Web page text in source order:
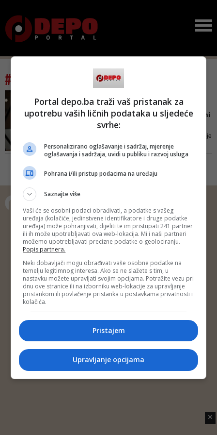
#tag: oslobođeno
SVOJU IZJAVU
Neću se izviniti SDA! Njeni
– Izvinjavam se i javno svima koje
je moja izjava na bilo koji način
povrijedila, posebno mojim
odboru SDA-u neću! Oni i njihovi
Sarajevo je oslo...
Copyright © 2014 Depo Portal
Impressum
Kontakt Marketing
Privatnost korisnika
O nama
✕
Portal depo.ba traži vaš pristanak za
upotrebu vaših ličnih podataka u sljedeće
svrhe:
Personalizirano oglašavanje i sadržaj, mjerenje
oglašavanja i sadržaja, uvidi u publiku i razvoj usluga
Pohrana i/ili pristup podacima na uređaju
Saznajte više
Vaši će se osobni podaci obrađivati, a podatke s vašeg
uređaja (kolačiće, jedinstvene identifikatore i druge podatke
uređaja) može pohranjivati, dijeliti te im pristupati 241 partner
ili ih može upotrebljavati ova web-lokacija. Mi i naši partneri
možemo upotrebljavati precizne podatke o geolociranju.
Popis partnera.
Neki dobavljači mogu obrađivati vaše osobne podatke na
temelju legitimnog interesa. Ako se ne slažete s tim, u
nastavku možete upravljati svojim opcijama. Potražite vezu pri
dnu ove stranice ili na izborniku web-lokacije za upravljanje
pristankom ili povlačenje pristanka u postavkama privatnosti i
kolačića.
Pristajem
Upravljanje opcijama